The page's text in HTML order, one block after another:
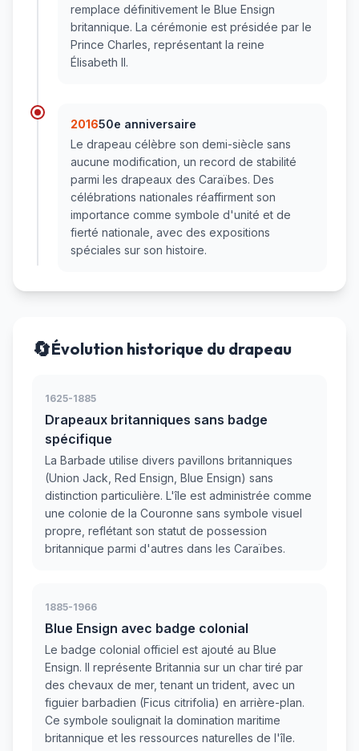
remplace définitivement le Blue Ensign
britannique. La cérémonie est présidée par le
Prince Charles, représentant la reine
Élisabeth II.
201650e anniversaire
Le drapeau célèbre son demi-siècle sans
aucune modification, un record de stabilité
parmi les drapeaux des Caraïbes. Des
célébrations nationales réaffirment son
importance comme symbole d'unité et de
fierté nationale, avec des expositions
spéciales sur son histoire.
🔄Évolution historique du drapeau
1625-1885
Drapeaux britanniques sans badge
spécifique
La Barbade utilise divers pavillons britanniques
(Union Jack, Red Ensign, Blue Ensign) sans
distinction particulière. L'île est administrée comme
une colonie de la Couronne sans symbole visuel
propre, reflétant son statut de possession
britannique parmi d'autres dans les Caraïbes.
1885-1966
Blue Ensign avec badge colonial
Le badge colonial officiel est ajouté au Blue
Ensign. Il représente Britannia sur un char tiré par
des chevaux de mer, tenant un trident, avec un
figuier barbadien (Ficus citrifolia) en arrière-plan.
Ce symbole soulignait la domination maritime
britannique et les ressources naturelles de l'île.